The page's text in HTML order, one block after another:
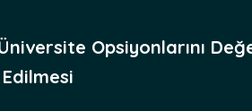
Opsiyonlarını